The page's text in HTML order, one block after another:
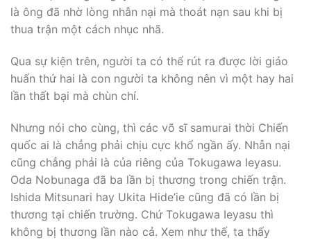
là ông đã nhờ lòng nhẫn nại mà thoát nạn sau khi bị
thua trận một cách nhục nhã.
Qua sự kiện trên, người ta có thể rút ra được lời giáo
huấn thứ hai là con người ta không nên vì một hay hai
lần thất bại mà chùn chí.
Nhưng nói cho cùng, thì các võ sĩ samurai thời Chiến
quốc ai là chẳng phải chịu cực khổ ngần ấy. Nhẫn nại
cũng chẳng phải là của riêng của Tokugawa Ieyasu.
Oda Nobunaga đã ba lần bị thương trong chiến trận.
Ishida Mitsunari hay Ukita Hide’ie cũng đã có lần bị
thương tại chiến trường. Chứ Tokugawa Ieyasu thì
không bị thương lần nào cả. Xem như thế, ta thấy